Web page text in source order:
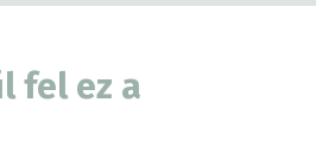
fel ez a